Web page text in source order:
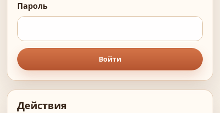
Пароль
Войти
Действия